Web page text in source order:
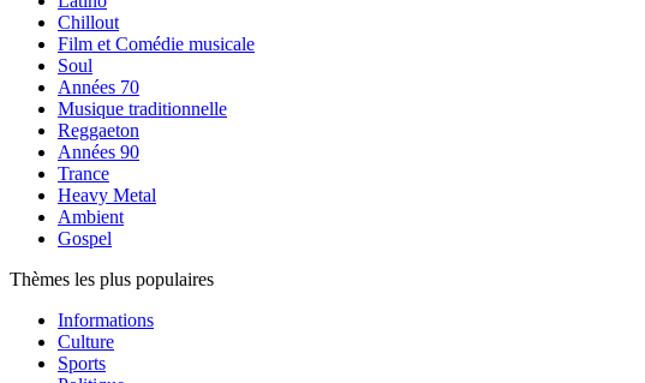
Chillout
Film et Comédie musicale
Soul
Années 70
Musique traditionnelle
Reggaeton
Années 90
Trance
Heavy Metal
Ambient
Gospel
Thèmes les plus populaires
Informations
Culture
Sports